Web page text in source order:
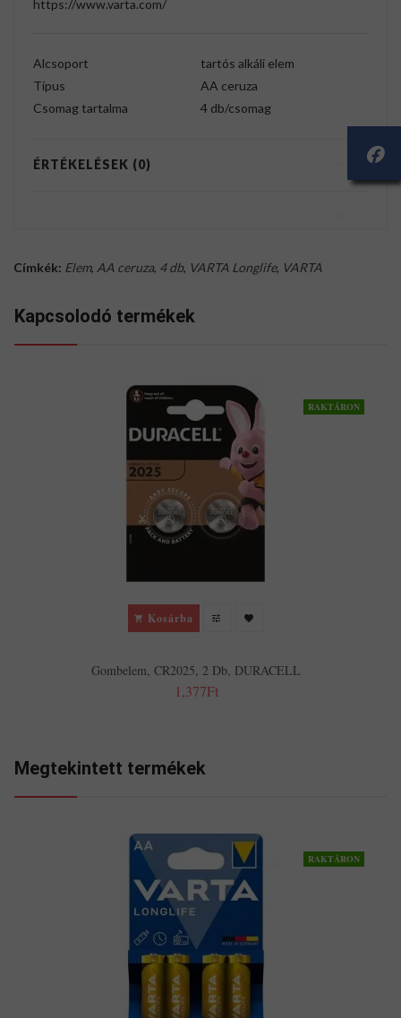
https://www.varta.com/
Alcsoport
tartós alkáli elem
Típus
AA ceruza
Csomag tartalma
4 db/csomag
ÉRTÉKELÉSEK (0)
Címkék: Elem, AA ceruza, 4 db, VARTA Longlife, VARTA
Kapcsolodó termékek
RAKTÁRON
Kosárba
Gombelem, CR2025, 2 Db, DURACELL
1,377Ft
Megtekintett termékek
RAKTÁRON